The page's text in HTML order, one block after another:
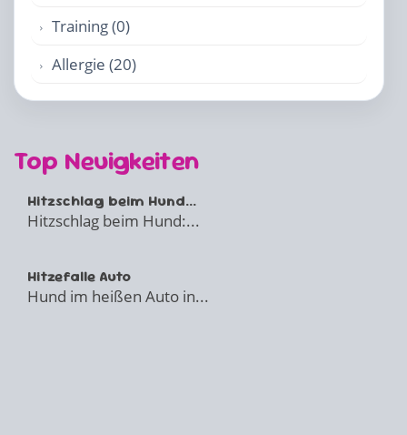
Training (0)
Allergie (20)
Top Neuigkeiten
Hitzschlag beim Hund...
Hitzschlag beim Hund:...
Hitzefalle Auto
Hund im heißen Auto in...